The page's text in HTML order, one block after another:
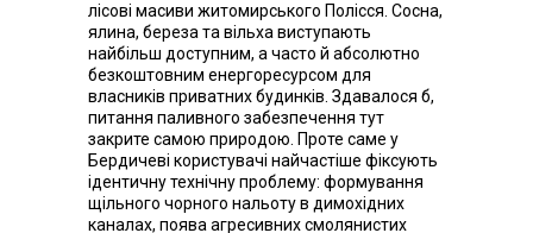
лісові масиви житомирського Полісся. Сосна,
ялина, береза та вільха виступають
найбільш доступним, а часто й абсолютно
безкоштовним енергоресурсом для
власників приватних будинків. Здавалося б,
питання паливного забезпечення тут
закрите самою природою. Проте саме у
Бердичеві користувачі найчастіше фіксують
ідентичну технічну проблему: формування
щільного чорного нальоту в димохідних
каналах, поява агресивних смолянистих